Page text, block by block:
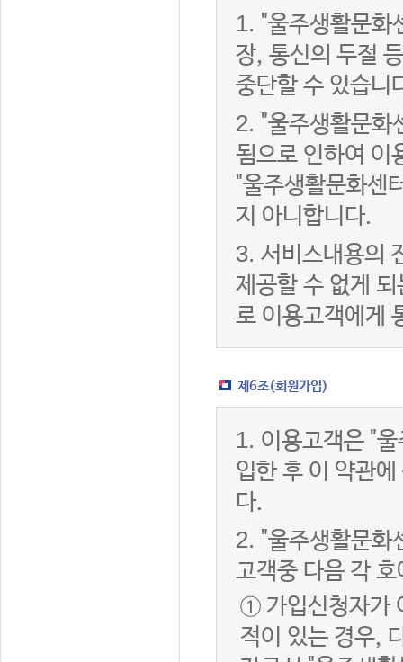
1. "울주생활문화
장, 통신의 두절
중단할 수 있습니
2. "울주생활문화
됨으로 인하여 이
"울주생활문화센
지 아니합니다.
3. 서비스내용의
제공할 수 없게
로 이용고객에게
제6조(회원가입)
1. 이용고객은 "
입한 후 이 약관
다.
2. "울주생활문화
고객중 다음 각
① 가입신청자가
적이 있는 경우,